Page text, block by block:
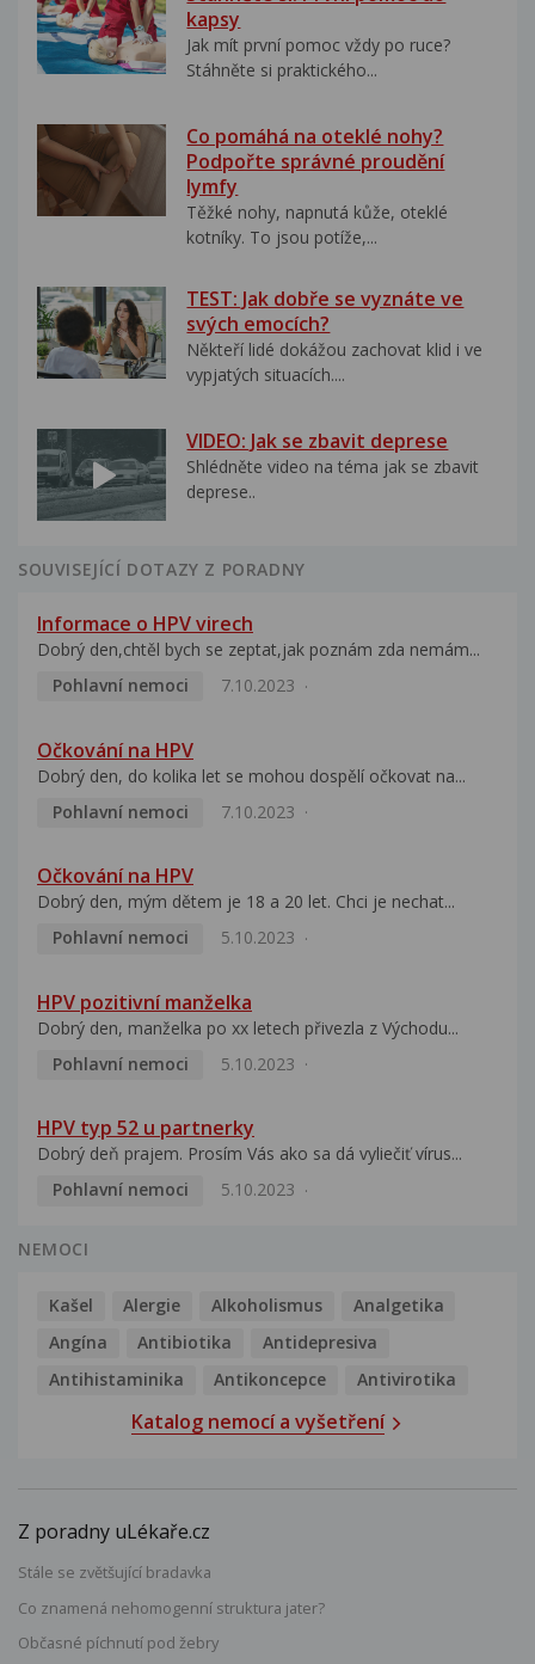
kapsy
Jak mít první pomoc vždy po ruce?
Stáhněte si praktického...
Co pomáhá na oteklé nohy?
Podpořte správné proudění
lymfy
Těžké nohy, napnutá kůže, oteklé
kotníky. To jsou potíže,...
TEST: Jak dobře se vyznáte ve
svých emocích?
Někteří lidé dokážou zachovat klid i ve
vypjatých situacích....
VIDEO: Jak se zbavit deprese
Shlédněte video na téma jak se zbavit
deprese..
SOUVISEJÍCÍ DOTAZY Z PORADNY
Informace o HPV virech
Dobrý den,chtěl bych se zeptat,jak poznám zda nemám...
Pohlavní nemoci
7.10.2023
Očkování na HPV
Dobrý den, do kolika let se mohou dospělí očkovat na...
Pohlavní nemoci
7.10.2023
Očkování na HPV
Dobrý den, mým dětem je 18 a 20 let. Chci je nechat...
Pohlavní nemoci
5.10.2023
HPV pozitivní manželka
Dobrý den, manželka po xx letech přivezla z Východu...
Pohlavní nemoci
5.10.2023
HPV typ 52 u partnerky
Dobrý deň prajem. Prosím Vás ako sa dá vyliečiť vírus...
Pohlavní nemoci
5.10.2023
NEMOCI
Kašel Alergie Alkoholismus
Analgetika
Angína
Antibiotika
Antidepresiva
Antihistaminika
Antikoncepce Antivirotika
Katalog nemocí a vyšetření
Z poradny uLékaře.cz
Stále se zvětšující bradavka
Co znamená nehomogenní struktura jater?
Občasné píchnutí pod žebry